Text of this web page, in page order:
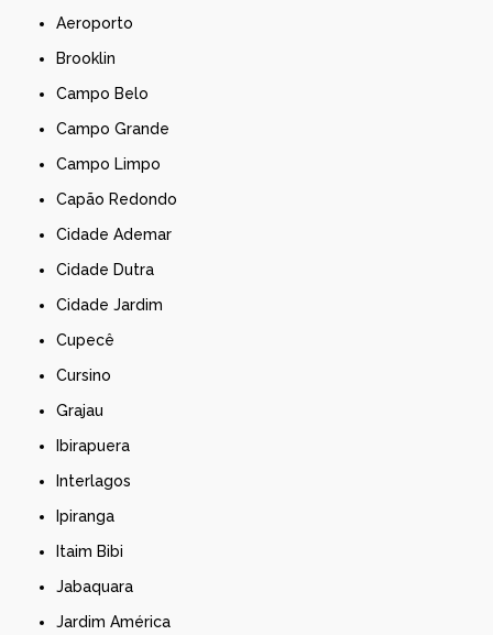
Aeroporto
Brooklin
Campo Belo
Campo Grande
Campo Limpo
Capão Redondo
Cidade Ademar
Cidade Dutra
Cidade Jardim
Cupecê
Cursino
Grajau
Ibirapuera
Interlagos
Ipiranga
Itaim Bibi
Jabaquara
Jardim América